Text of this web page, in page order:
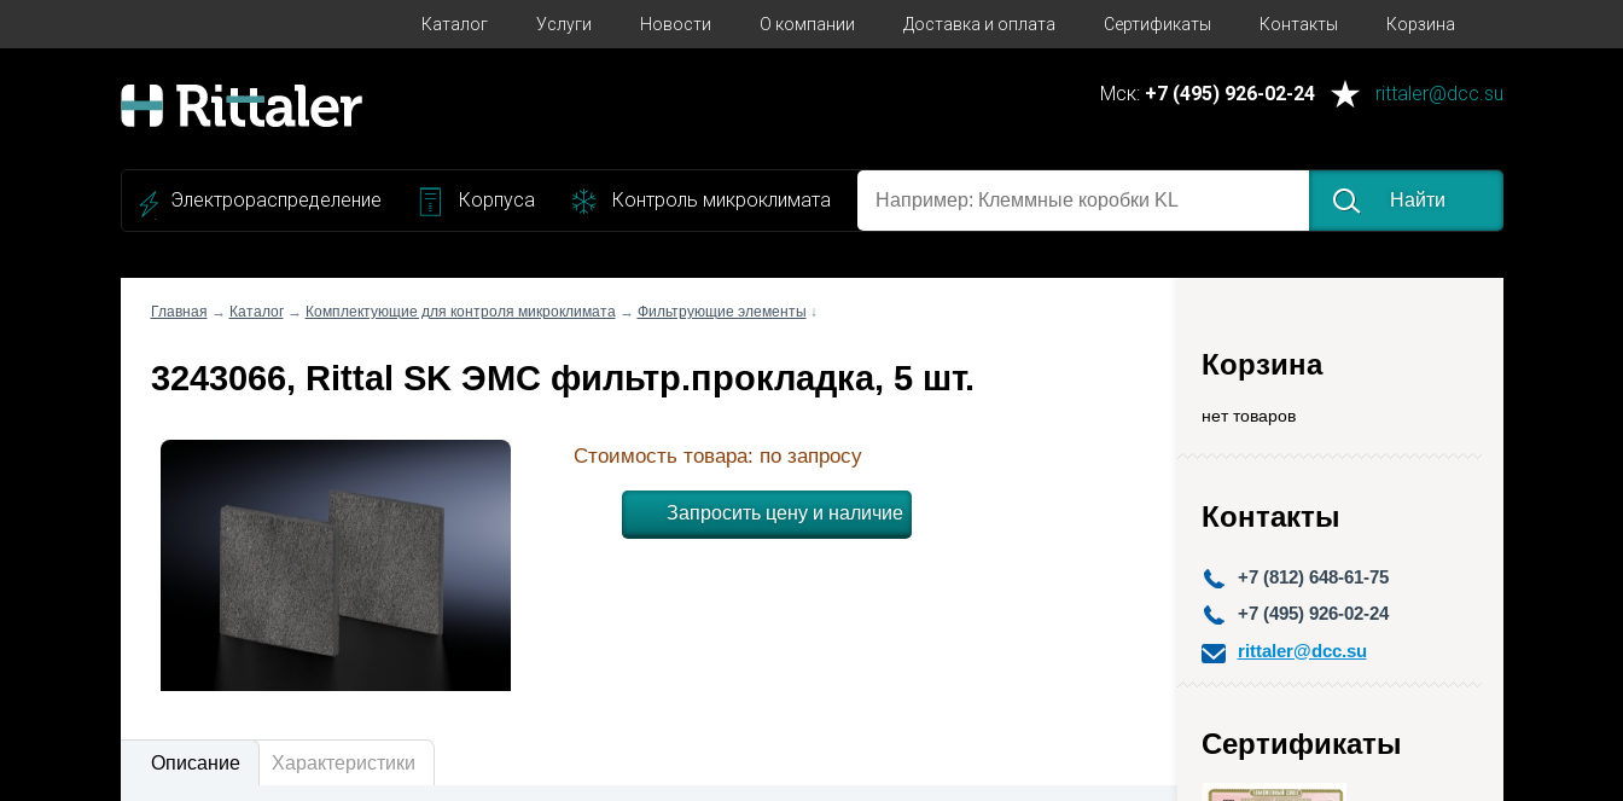
Каталог Услуги Новости О компании Доставка и оплата Сертификаты Контакты Корзина
Мск: +7 (495) 926-02-24 rittaler@dcc.su
Электрораспределение Корпуса Контроль микроклимата Найти
Корзина
нет товаров
Контакты
+7 (812) 648-61-75
+7 (495) 926-02-24
rittaler@dcc.su
Сертификаты
Главная → Каталог→ Комплектующие для контроля микроклимата → Фильтрующие элементы ↓
3243066, Rittal SK ЭМС фильтр.прокладка, 5 шт.
Стоимость товара: по запросу
Запросить цену и наличие
Описание Характеристики